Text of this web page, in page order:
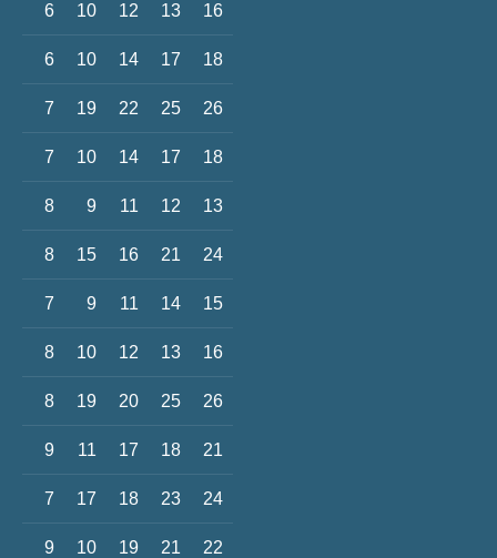
6 10 12 13 16
6 10 14 17 18
7 19 22 25 26
7 10 14 17 18
8 9 11 12 13
8 15 16 21 24
7 9 11 14 15
8 10 12 13 16
8 19 20 25 26
9 11 17 18 21
7 17 18 23 24
9 10 19 21 22